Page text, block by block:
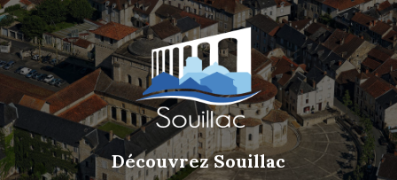
Découvrez Souillac